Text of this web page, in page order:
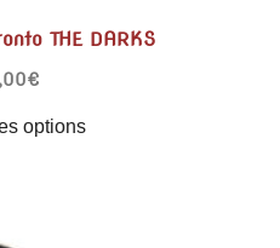
THE DARKS
€
options